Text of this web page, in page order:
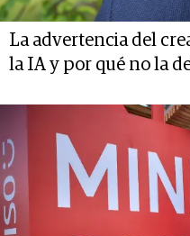
La advertencia del
la IA y por qué no la